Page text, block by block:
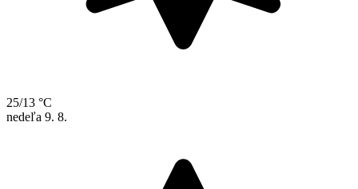
25/13 °C
nedeľa 9. 8.